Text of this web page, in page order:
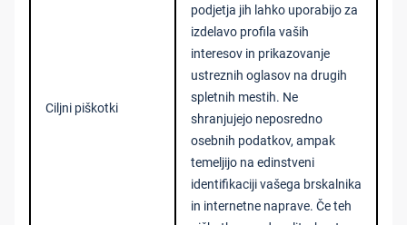
Ciljni piškotki
podjetja jih lahko uporabijo za
izdelavo profila vaših
interesov in prikazovanje
ustreznih oglasov na drugih
spletnih mestih. Ne
shranjujejo neposredno
osebnih podatkov, ampak
temeljijo na edinstveni
identifikaciji vašega brskalnika
in internetne naprave. Če teh